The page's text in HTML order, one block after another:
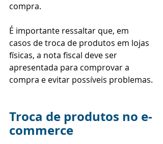
compra.
É importante ressaltar que, em
casos de troca de produtos em lojas
físicas, a nota fiscal deve ser
apresentada para comprovar a
compra e evitar possíveis problemas.
Troca de produtos no e-
commerce